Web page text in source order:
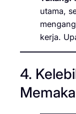
utama,
kerja.
4.